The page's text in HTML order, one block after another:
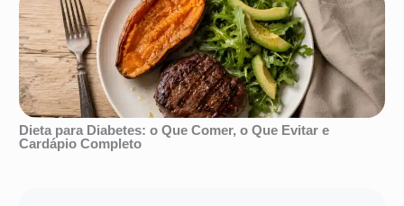
Dieta para Diabetes: o Que Comer, o Que Evitar e
Cardápio Completo